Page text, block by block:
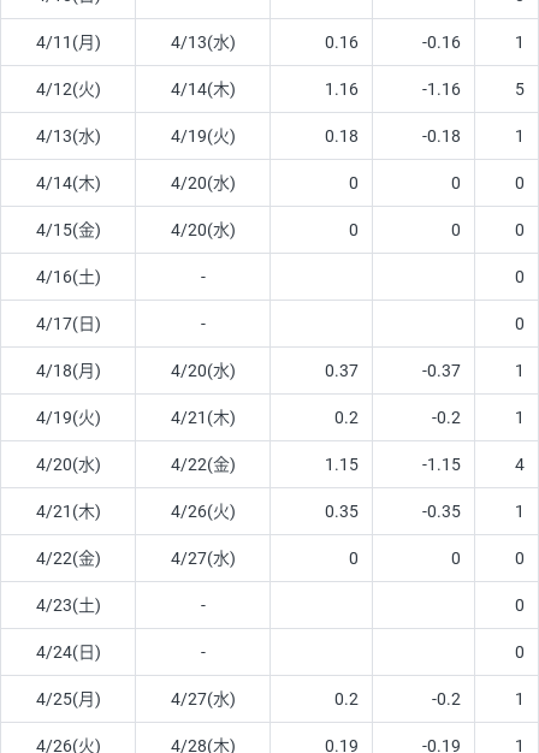
4/11(月) 4/13(水) 0.16 -0.16 1
4/12(火) 4/14(木) 1.16 -1.16 5
4/13(水) 4/19(火) 0.18 -0.18 1
4/14(木) 4/20(水) 0 0 0
4/15(金) 4/20(水) 0 0 0
4/16(土) - 0
4/17(日) - 0
4/18(月) 4/20(水) 0.37 -0.37 1
4/19(火) 4/21(木) 0.2 -0.2 1
4/20(水) 4/22(金) 1.15 -1.15 4
4/21(木) 4/26(火) 0.35 -0.35 1
4/22(金) 4/27(水) 0 0 0
4/23(土) - 0
4/24(日) - 0
4/25(月) 4/27(水) 0.2 -0.2 1
4/26(火) 4/28(木) 0.19 -0.19 1